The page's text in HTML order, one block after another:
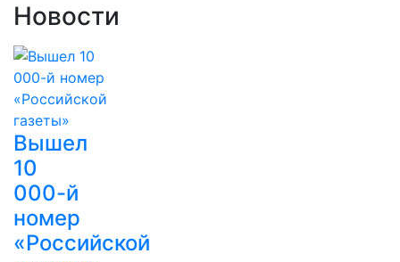
Новости
Вышел
10
000-й
номер
«Российской